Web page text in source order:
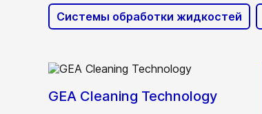
Системы обработки жидкостей
GEA Cleaning Technology